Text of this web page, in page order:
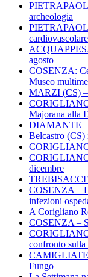
archeologia
cardiovascolare
agosto
COSENZA:
Museo
MARZI (CS) –
Majorana alla
DIAMANTE –
Belcastro
dicembre
COSENZA –
infezioni
A Corigliano
COSENZA –
confronto sulla
Fungo